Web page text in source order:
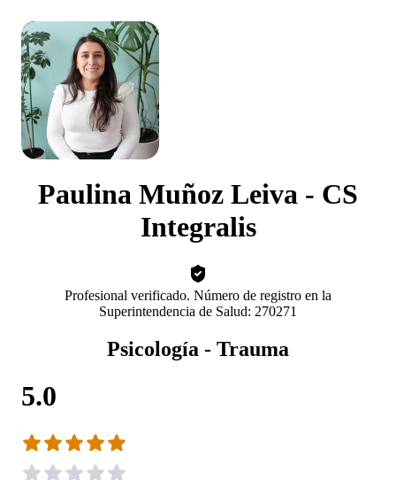
Paulina Muñoz Leiva - CS
Integralis
Profesional verificado. Número de registro en la
Superintendencia de Salud: 270271
Psicología - Trauma
5.0